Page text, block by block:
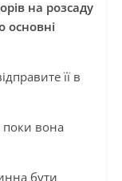
на розсаду
основні
її в
поки вона
бути